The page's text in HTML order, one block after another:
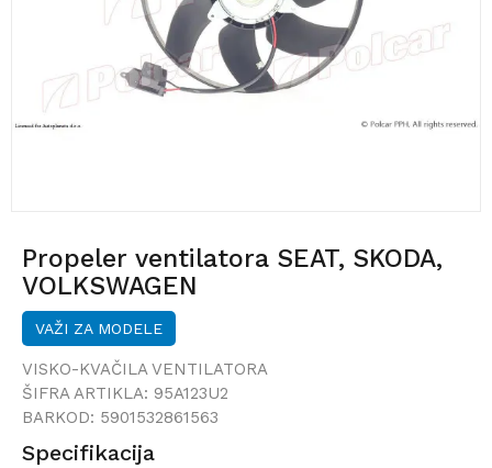
Propeler ventilatora SEAT, SKODA,
VOLKSWAGEN
VAŽI ZA MODELE
VISKO-KVAČILA VENTILATORA
ŠIFRA ARTIKLA: 95A123U2
BARKOD: 5901532861563
Specifikacija